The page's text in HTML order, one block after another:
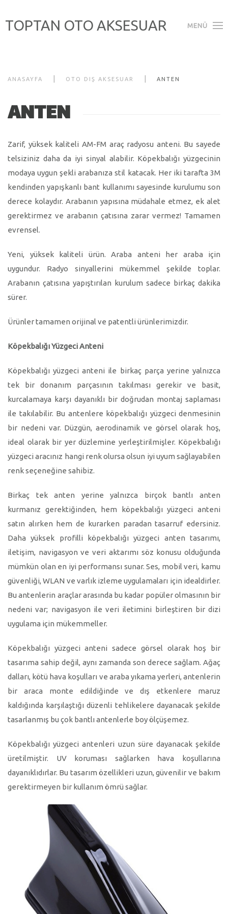
TOPTAN OTO AKSESUAR MENÜ
ANASAYFA OTO DIŞ AKSESUAR ANTEN
ANTEN
Zarif, yüksek kaliteli AM-FM araç radyosu anteni. Bu sayede
telsiziniz daha da iyi sinyal alabilir. Köpekbalığı yüzgecinin
modaya uygun şekli arabanıza stil katacak. Her iki tarafta 3M
kendinden yapışkanlı bant kullanımı sayesinde kurulumu son
derece kolaydır. Arabanın yapısına müdahale etmez, ek alet
gerektirmez ve arabanın çatısına zarar vermez! Tamamen
evrensel.
Yeni, yüksek kaliteli ürün. Araba anteni her araba için
uygundur. Radyo sinyallerini mükemmel şekilde toplar.
Arabanın çatısına yapıştırılan kurulum sadece birkaç dakika
sürer.
Ürünler tamamen orijinal ve patentli ürünlerimizdir.
Köpekbalığı Yüzgeci Anteni
Köpekbalığı yüzgeci anteni ile birkaç parça yerine yalnızca
tek bir donanım parçasının takılması gerekir ve basit,
kurcalamaya karşı dayanıklı bir doğrudan montaj saplaması
ile takılabilir. Bu antenlere köpekbalığı yüzgeci denmesinin
bir nedeni var. Düzgün, aerodinamik ve görsel olarak hoş,
ideal olarak bir yer düzlemine yerleştirilmişler. Köpekbalığı
yüzgeci aracınız hangi renk olursa olsun iyi uyum sağlayabilen
renk seçeneğine sahibiz.
Birkaç tek anten yerine yalnızca birçok bantlı anten
kurmanız gerektiğinden, hem köpekbalığı yüzgeci anteni
satın alırken hem de kurarken paradan tasarruf edersiniz.
Daha yüksek profilli köpekbalığı yüzgeci anten tasarımı,
iletişim, navigasyon ve veri aktarımı söz konusu olduğunda
mümkün olan en iyi performansı sunar. Ses, mobil veri, kamu
güvenliği, WLAN ve varlık izleme uygulamaları için idealdirler.
Bu antenlerin araçlar arasında bu kadar popüler olmasının bir
nedeni var; navigasyon ile veri iletimini birleştiren bir dizi
uygulama için mükemmeller.
Köpekbalığı yüzgeci anteni sadece görsel olarak hoş bir
tasarıma sahip değil, aynı zamanda son derece sağlam. Ağaç
dalları, kötü hava koşulları ve araba yıkama yerleri, antenlerin
bir araca monte edildiğinde ve dış etkenlere maruz
kaldığında karşılaştığı düzenli tehlikelere dayanacak şekilde
tasarlanmış bu çok bantlı antenlerle boy ölçüşemez.
Köpekbalığı yüzgeci antenleri uzun süre dayanacak şekilde
üretilmiştir. UV koruması sağlarken hava koşullarına
dayanıklıdırlar. Bu tasarım özellikleri uzun, güvenilir ve bakım
gerektirmeyen bir kullanım ömrü sağlar.